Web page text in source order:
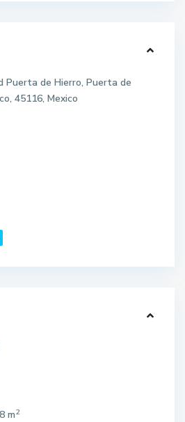
Puerta de Hierro, Puerta de
45116, Mexico
m2